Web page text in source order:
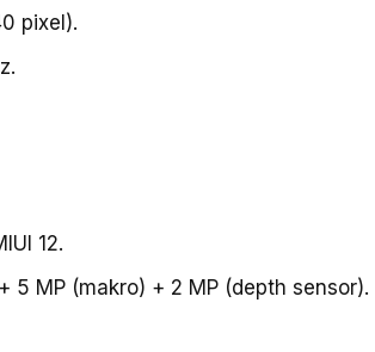
pixel).
12.
5 MP (makro) + 2 MP (depth sensor).